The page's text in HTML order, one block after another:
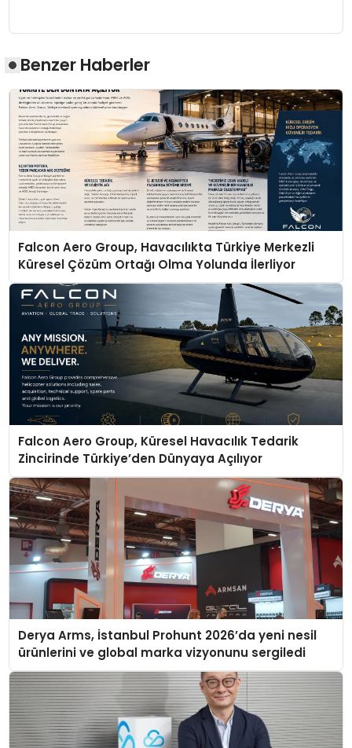
Benzer Haberler
Falcon Aero Group, Havacılıkta Türkiye Merkezli
Küresel Çözüm Ortağı Olma Yolunda İlerliyor
Falcon Aero Group, Küresel Havacılık Tedarik
Zincirinde Türkiye’den Dünyaya Açılıyor
Derya Arms, İstanbul Prohunt 2026’da yeni nesil
ürünlerini ve global marka vizyonunu sergiledi